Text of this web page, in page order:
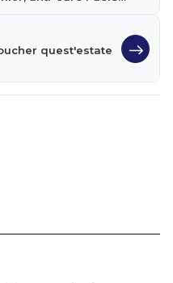
quest'estate